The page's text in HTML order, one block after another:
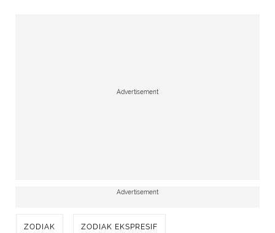
Advertisement
Advertisement
ZODIAK ZODIAK EKSPRESIF